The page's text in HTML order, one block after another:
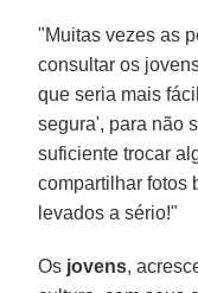
"Muitas vezes as
consultar os
que seria mais
segura', para não
suficiente trocar
compartilhar fotos
levados a sério!"
Os jovens,